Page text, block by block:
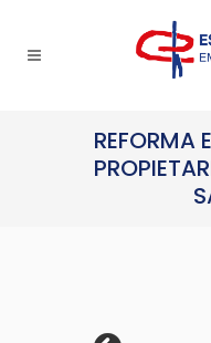
REFORMA